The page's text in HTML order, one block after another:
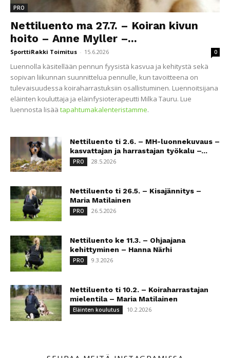
PRO
Nettiluento ma 27.7. – Koiran kivun
hoito – Anne Myller –...
SporttiRakki Toimitus - 15.6.2026 0
Luennolla käsitellään pennun fyysistä kasvua ja kehitystä sekä
sopivan liikunnan suunnittelua pennulle, kun tavoitteena on
tulevaisuudessa koiraharrastuksiin osallistuminen. Luennoitsijana
eläinten kouluttaja ja eläinfysioterapeutti Milka Tauru. Lue
luennosta lisää tapahtumakalenteristamme.
Nettiluento ti 2.6. – MH-luonnekuvaus –
kasvattajan ja harrastajan työkalu –...
PRO 28.5.2026
Nettiluento ti 26.5. – Kisajännitys –
Maria Matilainen
PRO 26.5.2026
Nettiluento ke 11.3. – Ohjaajana
kehittyminen – Hanna Närhi
PRO 9.3.2026
Nettiluento ti 10.2. – Koiraharrastajan
mielentila – Maria Matilainen
Eläinten koulutus 10.2.2026